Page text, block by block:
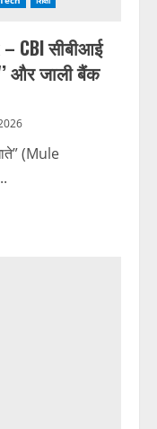
CBI सीबीआई
और जाली बैंक
(Mule